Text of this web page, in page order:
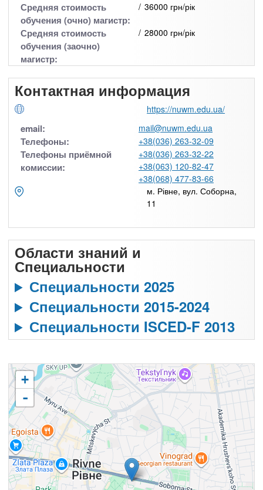
Средняя стоимость
обучения (очно) магистр:
36000 грн/рік
Средняя стоимость
обучения (заочно)
магистр:
28000 грн/рік
Контактная информация
https://nuwm.edu.ua/
email: mail@nuwm.edu.ua
Телефоны: +38(036) 263-32-09
Телефоны приёмной
комиссии:
+38(036) 263-32-22
+38(063) 120-82-47
+38(068) 477-83-66
м. Рівне, вул. Соборна,
11
Области знаний и
Специальности
Специальности 2025
Специальности 2015-2024
Специальности ISCED-F 2013
+
-